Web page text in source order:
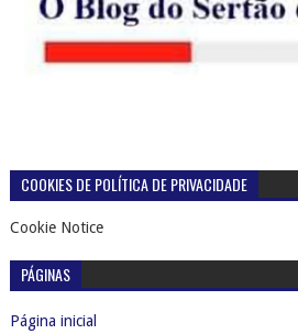
COOKIES DE POLÍTICA DE PRIVACIDADE
Cookie Notice
PÁGINAS
Página inicial